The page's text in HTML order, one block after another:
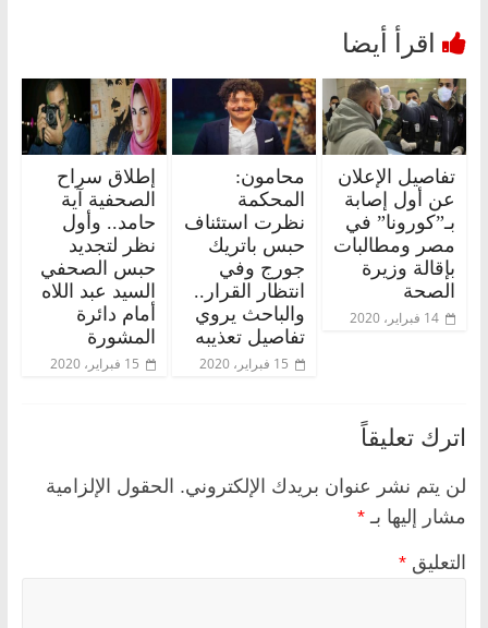
تفاصيل الإعلان
عن أول إصابة
بـ”كورونا” في
مصر ومطالبات
بإقالة وزيرة
الصحة
14 فبراير، 2020
محامون:
المحكمة
نظرت استئناف
حبس باتريك
جورج وفي
انتظار القرار..
والباحث يروي
تفاصيل تعذيبه
15 فبراير، 2020
إطلاق سراح
الصحفية آية
حامد.. وأول
نظر لتجديد
حبس الصحفي
السيد عبد اللاه
أمام دائرة
المشورة
15 فبراير، 2020
اترك تعليقاً
لن يتم نشر عنوان بريدك الإلكتروني. الحقول الإلزامية
مشار إليها بـ *
التعليق *